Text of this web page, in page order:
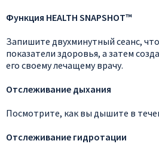
Функция HEALTH SNAPSHOT™
Запишите двухминутный сеанс,
показатели здоровья, а затем
его своему лечащему врачу.
Отслеживание дыхания
Посмотрите, как вы дышите в
Отслеживание гидротации